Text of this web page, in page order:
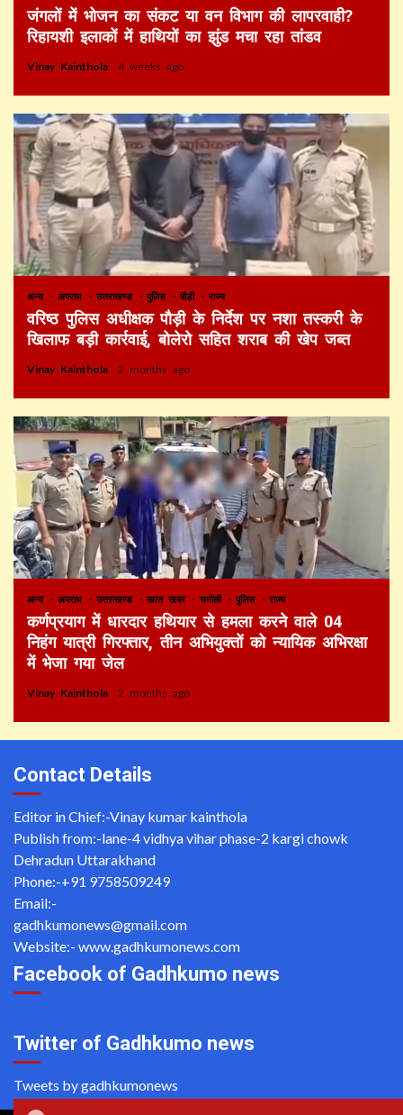
जंगलों में भोजन का संकट या वन विभाग की लापरवाही?
रिहायशी इलाकों में हाथियों का झुंड मचा रहा तांडव
Vinay Kainthola 4 weeks ago
अन्य अपराध उत्तराखण्ड पुलिस पौड़ी राज्य
वरिष्ठ पुलिस अधीक्षक पौड़ी के निर्देश पर नशा तस्करी के
खिलाफ बड़ी कार्रवाई, बोलेरो सहित शराब की खेप जब्त
Vinay Kainthola 2 months ago
अन्य अपराध उत्तराखण्ड खास खबर चमोली पुलिस राज्य
कर्णप्रयाग में धारदार हथियार से हमला करने वाले 04
निहंग यात्री गिरफ्तार, तीन अभियुक्तों को न्यायिक अभिरक्षा
में भेजा गया जेल
Vinay Kainthola 2 months ago
Contact Details
Editor in Chief:-Vinay kumar kainthola
Publish from:-lane-4 vidhya vihar phase-2 kargi chowk
Dehradun Uttarakhand
Phone:-+91 9758509249
Email:-
gadhkumonews@gmail.com
Website:- www.gadhkumonews.com
Facebook of Gadhkumo news
Twitter of Gadhkumo news
Tweets by gadhkumonews